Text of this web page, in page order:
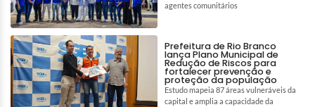
agentes comunitários
Prefeitura de Rio Branco
lança Plano Municipal de
Redução de Riscos para
fortalecer prevenção e
proteção da população
Estudo mapeia 87 áreas vulneráveis da
capital e amplia a capacidade da